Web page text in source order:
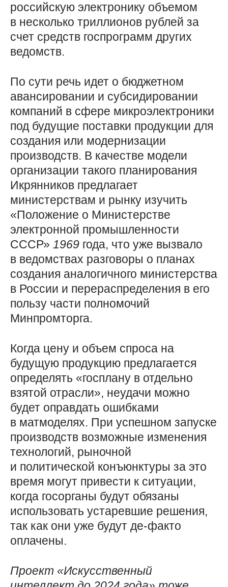
российскую электронику объемом
в несколько триллионов рублей за
счет средств госпрограмм других
ведомств.
По сути речь идет о бюджетном
авансировании и субсидировании
компаний в сфере микроэлектроники
под будущие поставки продукции для
создания или модернизации
производств. В качестве модели
организации такого планирования
Икрянников предлагает
министерствам и рынку изучить
«Положение о Министерстве
электронной промышленности
СССР» 1969 года, что уже вызвало
в ведомствах разговоры о планах
создания аналогичного министерства
в России и перераспределения в его
пользу части полномочий
Минпромторга.
Когда цену и объем спроса на
будущую продукцию предлагается
определять «госплану в отдельно
взятой отрасли», неудачи можно
будет оправдать ошибками
в матмоделях. При успешном запуске
производств возможные изменения
технологий, рыночной
и политической конъюнктуры за это
время могут привести к ситуации,
когда госорганы будут обязаны
использовать устаревшие решения,
так как они уже будут де-факто
оплачены.
Проект «Искусственный